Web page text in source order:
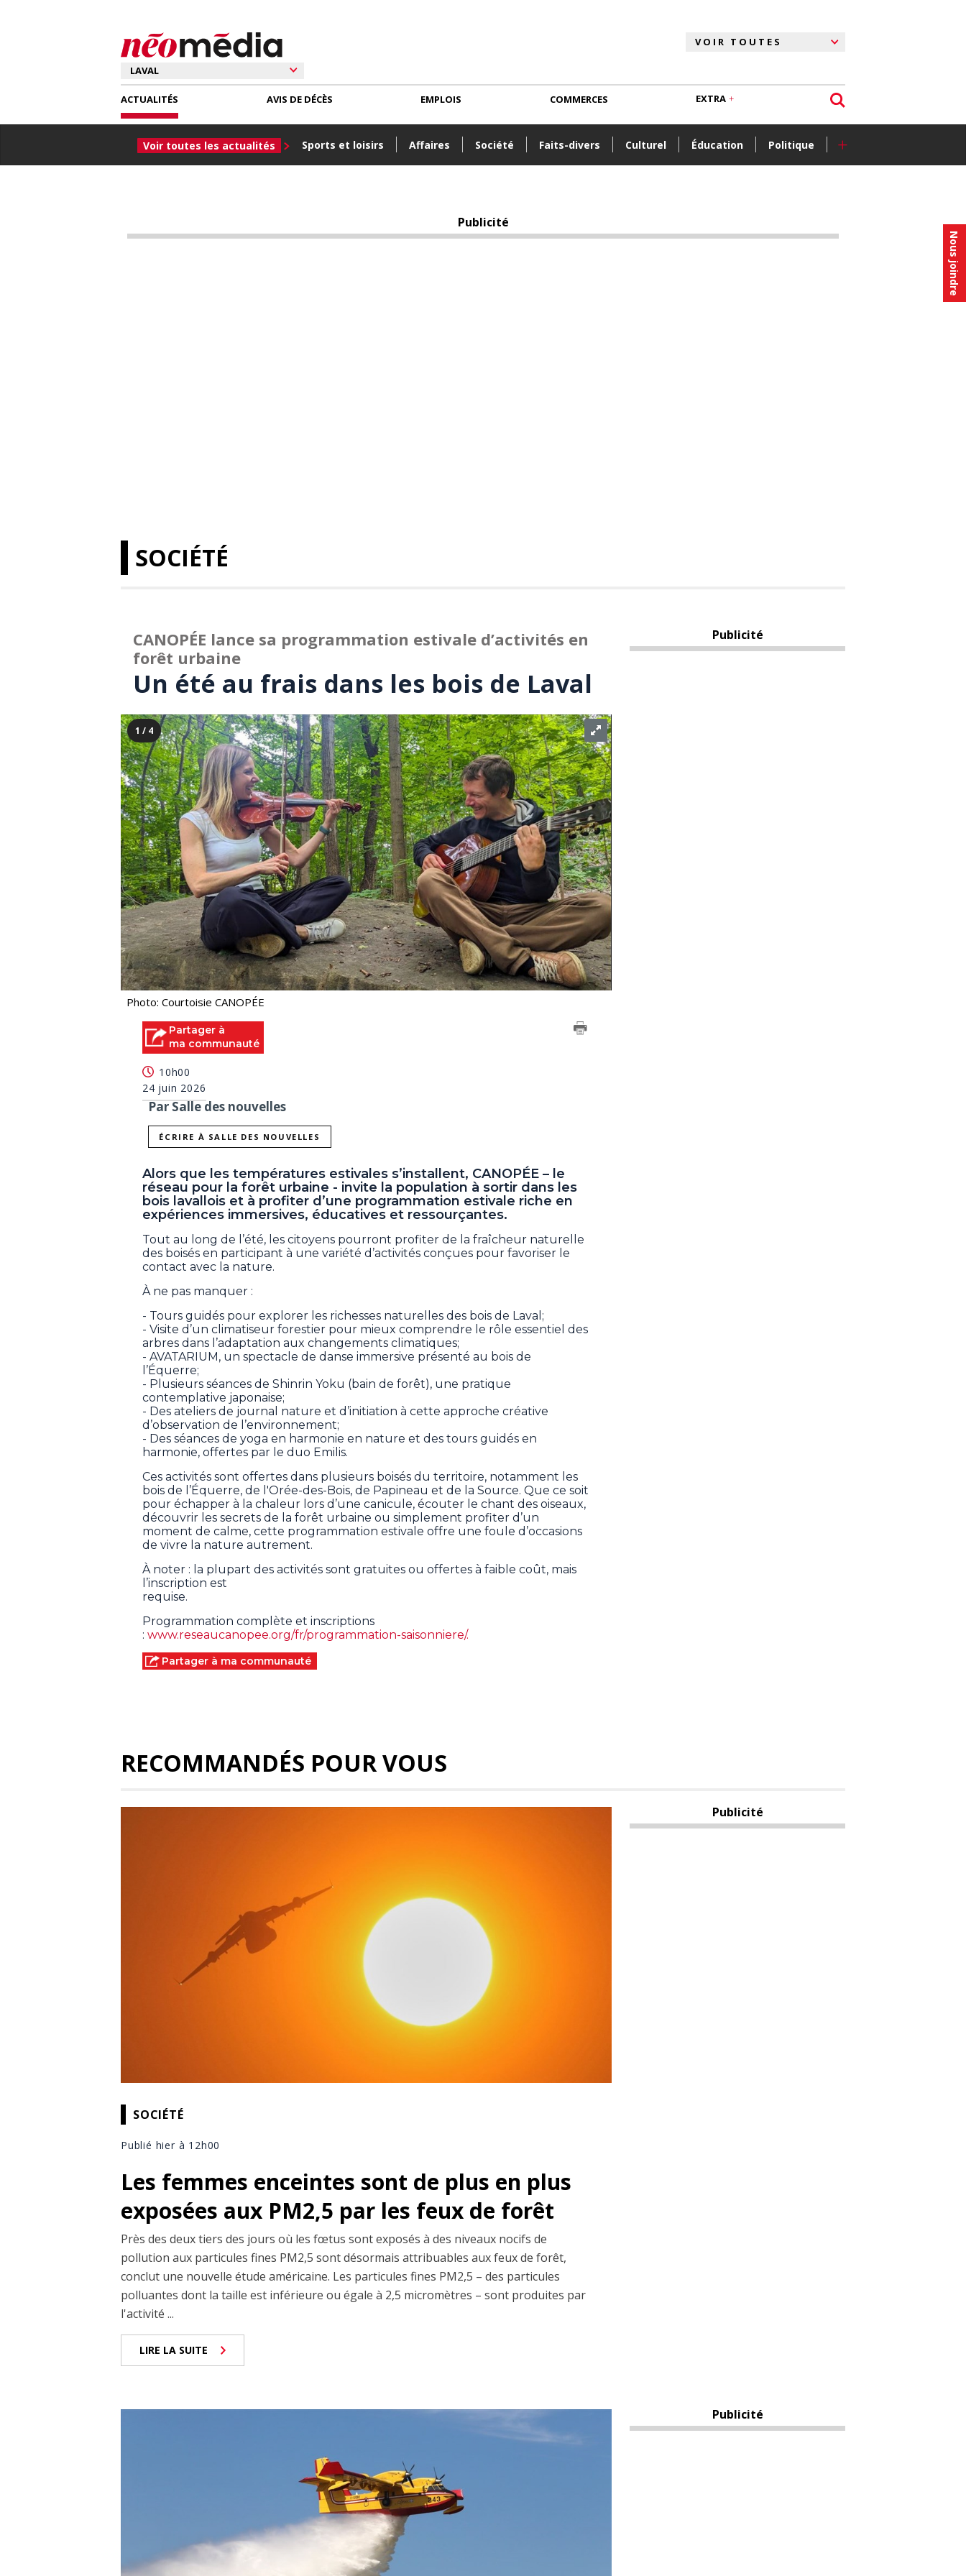
Nous joindre
ACTUALITÉS
Voir toutes les actualités Sports et loisirs Affaires Société Faits-divers Culturel Éducation Politique +
AVIS DE DÉCÈS EMPLOIS COMMERCES EXTRA
Publicité
SOCIÉTÉ
CANOPÉE lance sa programmation estivale d’activités en
forêt urbaine
Un été au frais dans les bois de Laval
1 / 4
Photo: Courtoisie CANOPÉE
Partager à
ma communauté
10h00
24 juin 2026
Par Salle des nouvelles
ÉCRIRE À SALLE DES NOUVELLES
Alors que les températures estivales s’installent, CANOPÉE – le
réseau pour la forêt urbaine - invite la population à sortir dans les
bois lavallois et à profiter d’une programmation estivale riche en
expériences immersives, éducatives et ressourçantes.
Tout au long de l’été, les citoyens pourront profiter de la fraîcheur naturelle
des boisés en participant à une variété d’activités conçues pour favoriser le
contact avec la nature.
À ne pas manquer :
- Tours guidés pour explorer les richesses naturelles des bois de Laval;
- Visite d’un climatiseur forestier pour mieux comprendre le rôle essentiel des
arbres dans l’adaptation aux changements climatiques;
- AVATARIUM, un spectacle de danse immersive présenté au bois de
l’Équerre;
- Plusieurs séances de Shinrin Yoku (bain de forêt), une pratique
contemplative japonaise;
- Des ateliers de journal nature et d’initiation à cette approche créative
d’observation de l’environnement;
- Des séances de yoga en harmonie en nature et des tours guidés en
harmonie, offertes par le duo Emilis.
Ces activités sont offertes dans plusieurs boisés du territoire, notamment les
bois de l’Équerre, de l'Orée-des-Bois, de Papineau et de la Source. Que ce soit
pour échapper à la chaleur lors d’une canicule, écouter le chant des oiseaux,
découvrir les secrets de la forêt urbaine ou simplement profiter d’un
moment de calme, cette programmation estivale offre une foule d’occasions
de vivre la nature autrement.
À noter : la plupart des activités sont gratuites ou offertes à faible coût, mais
l’inscription est
requise.
Programmation complète et inscriptions
: www.reseaucanopee.org/fr/programmation-saisonniere/.
Partager à ma communauté
Publicité
RECOMMANDÉS POUR VOUS
SOCIÉTÉ
Publié hier à 12h00
Les femmes enceintes sont de plus en plus
exposées aux PM2,5 par les feux de forêt
Près des deux tiers des jours où les fœtus sont exposés à des niveaux nocifs de
pollution aux particules fines PM2,5 sont désormais attribuables aux feux de forêt,
conclut une nouvelle étude américaine. Les particules fines PM2,5 – des particules
polluantes dont la taille est inférieure ou égale à 2,5 micromètres – sont produites par
l'activité ...
LIRE LA SUITE
Publicité
Publicité